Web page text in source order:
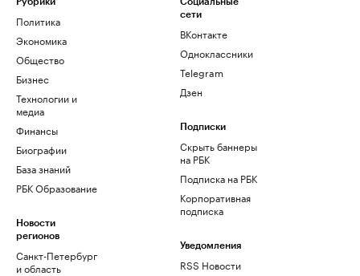
Политика
Экономика
Общество
Бизнес
Технологии и
медиа
Финансы
Биографии
База знаний
РБК Образование
Новости
регионов
Санкт-Петербург
и область
сети
ВКонтакте
Одноклассники
Telegram
Дзен
Подписки
Скрыть баннеры
на РБК
Подписка на РБК
Корпоративная
подписка
Уведомления
RSS Новости